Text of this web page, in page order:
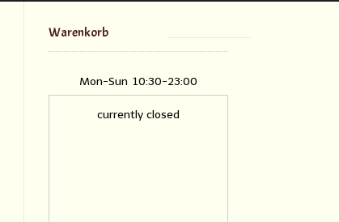
Warenkorb
Mon-Sun 10:30-23:00
currently closed